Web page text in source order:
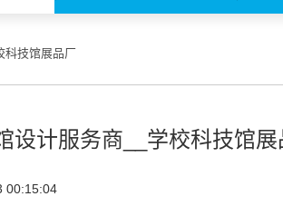
科技馆展品厂
设计服务商__学校科技馆展
00:15:04